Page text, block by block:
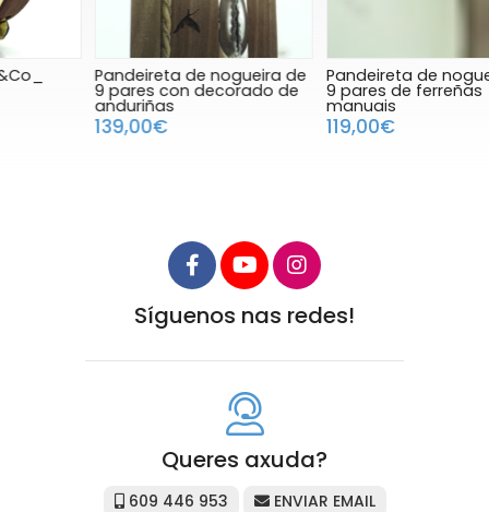
Pandeireta de nogueira de
9 pares con decorado de
anduriñas
Pandeireta de nogueira de
9 pares de ferreñas
Síguenos nas redes!
Queres axuda?
609 446 953 ENVIAR EMAIL